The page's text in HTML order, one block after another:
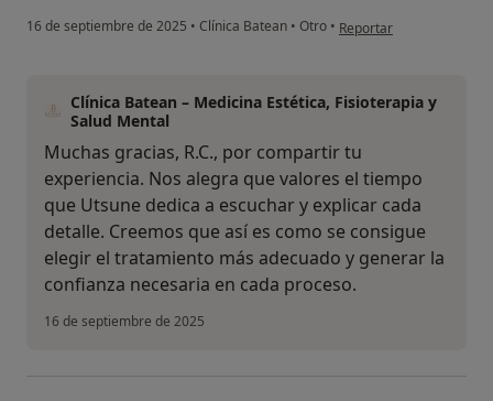
16 de septiembre de 2025 • Clínica Batean • Otro • en opinión del usuario
Reportar
Clínica Batean – Medicina Estética, Fisioterapia y
Salud Mental
Muchas gracias, R.C., por compartir tu
experiencia. Nos alegra que valores el tiempo
que Utsune dedica a escuchar y explicar cada
detalle. Creemos que así es como se consigue
elegir el tratamiento más adecuado y generar la
confianza necesaria en cada proceso.
16 de septiembre de 2025